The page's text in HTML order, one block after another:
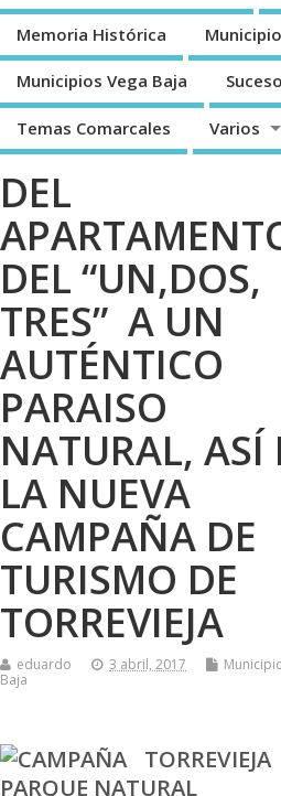
Memoria Histórica
Municipios Vega Baja
Temas Comarcales Varios
DEL
DEL “UN,DOS,
TRES” A UN
AUTÉNTICO
PARAISO
NATURAL, ASÍ
LA NUEVA
CAMPAÑA DE
TURISMO DE
TORREVIEJA
eduardo 3 abril, 2017
Baja